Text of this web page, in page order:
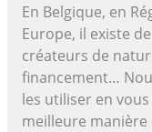
En Belgique, en
Europe, il existe
créateurs de
financement…
les utiliser en
meilleure manière